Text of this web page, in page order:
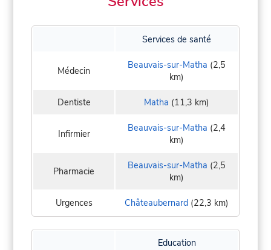
Services de santé
Médecin Beauvais-sur-Matha (2,5
km)
Dentiste Matha (11,3 km)
Infirmier Beauvais-sur-Matha (2,4
km)
Pharmacie Beauvais-sur-Matha (2,5
km)
Urgences Châteaubernard (22,3 km)
Education